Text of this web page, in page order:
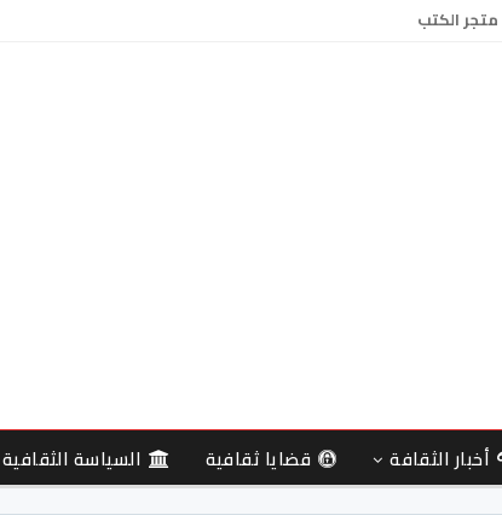
متجر الكتب
أخبار الثقافة قضايا ثقافية السياسة الثقافية